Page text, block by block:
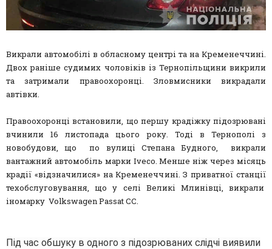
Викрали автомобілі в обласному центрі та на Кременеччині.
Двох раніше судимих чоловіків із Тернопільщини викрили
та затримали правоохоронці. Зловмисники викрадали
автівки.
Правоохоронці встановили, що першу крадіжку підозрювані
вчинили 16 листопада цього року. Тоді в Тернополі з
новобудови, що по вулиці Степана Будного, викрали
вантажний автомобіль марки Iveco. Менше ніж через місяць
крадії «відзначилися» на Кременеччині. З приватної станції
техобслуговування, що у селі Великі Млинівці, викрали
іномарку Volkswagen Passat CC.
Під час обшуку в одного з підозрюваних слідчі виявили